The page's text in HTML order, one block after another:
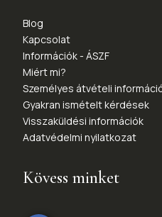
Blog
Kapcsolat
Információk - ÁSZF
Miért mi?
Személyes átvételi
Gyakran ismételt kérdések
Visszaküldési információk
Adatvédelmi nyilatkozat
Kövess minket